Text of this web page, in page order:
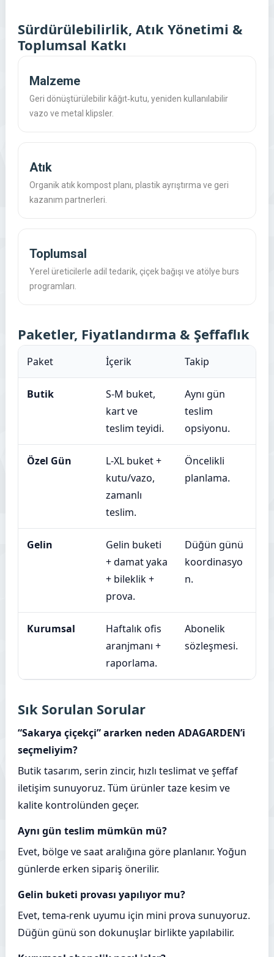
Sürdürülebilirlik, Atık Yönetimi &
Toplumsal Katkı
Malzeme
Geri dönüştürülebilir kâğıt‑kutu, yeniden kullanılabilir
vazo ve metal klipsler.
Atık
Organik atık kompost planı, plastik ayrıştırma ve geri
kazanım partnerleri.
Toplumsal
Yerel üreticilerle adil tedarik, çiçek bağışı ve atölye burs
programları.
Paketler, Fiyatlandırma & Şeffaflık
Paket İçerik Takip
Butik
S‑M buket,
kart ve
teslim teyidi.
Aynı gün
teslim
opsiyonu.
Özel Gün
L‑XL buket +
kutu/vazo,
zamanlı
teslim.
Öncelikli
planlama.
Gelin
Gelin buketi
+ damat yaka
+ bileklik +
prova.
Düğün günü
koordinasyo
n.
Kurumsal
Haftalık ofis
aranjmanı +
raporlama.
Abonelik
sözleşmesi.
Sık Sorulan Sorular
“Sakarya çiçekçi” ararken neden ADAGARDEN’i
seçmeliyim?
Butik tasarım, serin zincir, hızlı teslimat ve şeffaf
iletişim sunuyoruz. Tüm ürünler taze kesim ve
kalite kontrolünden geçer.
Aynı gün teslim mümkün mü?
Evet, bölge ve saat aralığına göre planlanır. Yoğun
günlerde erken sipariş önerilir.
Gelin buketi provası yapılıyor mu?
Evet, tema‑renk uyumu için mini prova sunuyoruz.
Düğün günü son dokunuşlar birlikte yapılabilir.